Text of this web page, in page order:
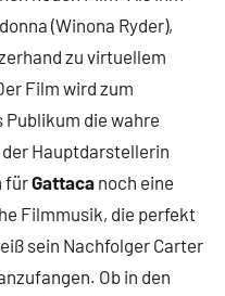
(Winona Ryder),
zu virtuellem
Film wird zum
Publikum die wahre
Hauptdarstellerin
fürGattaca noch eine
Filmmusik, die perfekt
sein Nachfolger Carter
Ob in den